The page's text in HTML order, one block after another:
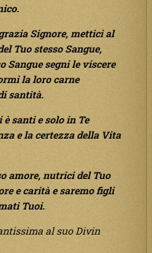
Signore, mettici al
Tuo stesso Sangue,
Sangue segni le viscere
la loro carne
santità.
è santi e solo in Te
e la certezza della Vita
amore, nutrici del Tuo
e carità e saremo figli
Tuoi.
al suo Divin